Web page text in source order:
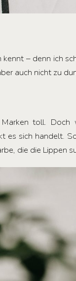
kennt – denn ich
auch nicht zu
toll.
es sich handelt.
die die Lippen